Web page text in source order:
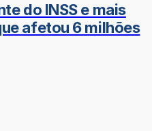
do INSS e mais
afetou 6 milhões